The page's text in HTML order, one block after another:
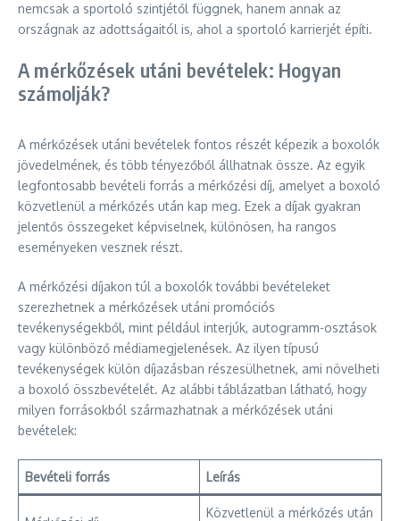
nemcsak a sportoló szintjétől függnek, hanem annak az
országnak az adottságaitól is, ahol a sportoló karrierjét építi.
A mérkőzések utáni bevételek: Hogyan
számolják?
A mérkőzések utáni bevételek fontos részét képezik a boxolók
jövedelmének, és több tényezőből állhatnak össze. Az egyik
legfontosabb bevételi forrás a mérkőzési díj, amelyet a boxoló
közvetlenül a mérkőzés után kap meg. Ezek a díjak gyakran
jelentős összegeket képviselnek, különösen, ha rangos
eseményeken vesznek részt.
A mérkőzési díjakon túl a boxolók további bevételeket
szerezhetnek a mérkőzések utáni promóciós
tevékenységekből, mint például interjúk, autogramm-osztások
vagy különböző médiamegjelenések. Az ilyen típusú
tevékenységek külön díjazásban részesülhetnek, ami növelheti
a boxoló összbevételét. Az alábbi táblázatban látható, hogy
milyen forrásokból származhatnak a mérkőzések utáni
bevételek:
Bevételi forrás Leírás
Közvetlenül a mérkőzés után